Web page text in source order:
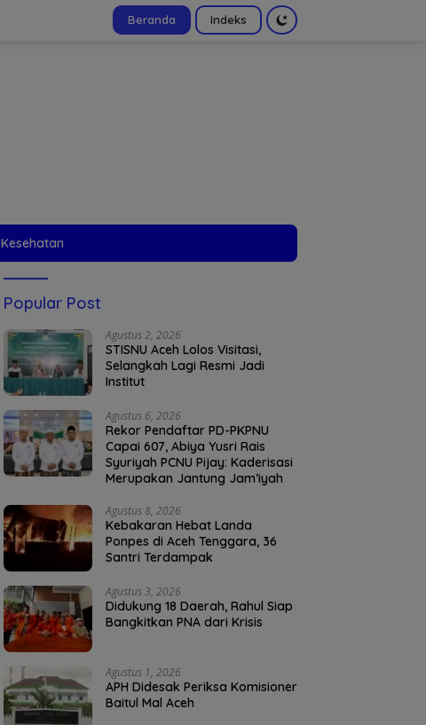
Beranda Indeks
Kesehatan
Popular Post
Agustus 2, 2026
STISNU Aceh Lolos Visitasi,
Selangkah Lagi Resmi Jadi
Institut
Agustus 6, 2026
Rekor Pendaftar PD-PKPNU
Capai 607, Abiya Yusri Rais
Syuriyah PCNU Pijay: Kaderisasi
Merupakan Jantung Jam’iyah
Agustus 8, 2026
Kebakaran Hebat Landa
Ponpes di Aceh Tenggara, 36
Santri Terdampak
Agustus 3, 2026
Didukung 18 Daerah, Rahul Siap
Bangkitkan PNA dari Krisis
Agustus 1, 2026
APH Didesak Periksa Komisioner
Baitul Mal Aceh